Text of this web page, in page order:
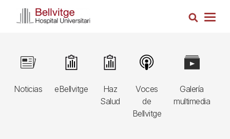
Busca
Navegació
principal
3r
Noticias
Image
eBellvitge
Image
Haz
Salud
Image
Voces
de
Bellvitge
Image
Galería
multimedia
Image